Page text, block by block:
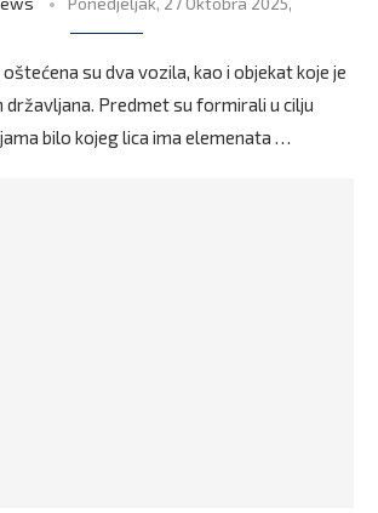
su dva vozila, kao i objekat koje je
Predmet su formirali u cilju
bilo kojeg lica ima elemenata …